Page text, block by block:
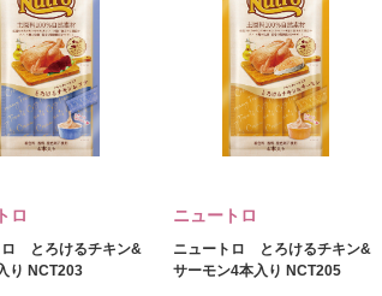
ロ
ロ とろけるチキン&
り NCT203
ニュートロ
ニュートロ とろけるチキン&
サーモン4本入り NCT205